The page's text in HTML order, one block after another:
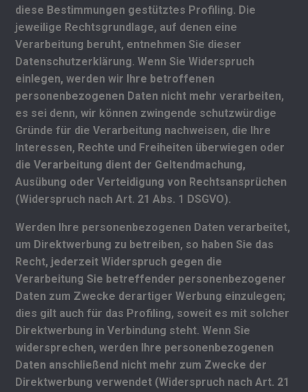
diese Bestimmungen gestütztes Profiling. Die
jeweilige Rechtsgrundlage, auf denen eine
Verarbeitung beruht, entnehmen Sie dieser
Datenschutzerklärung. Wenn Sie Widerspruch
einlegen, werden wir Ihre betroffenen
personenbezogenen Daten nicht mehr verarbeiten,
es sei denn, wir können zwingende schutzwürdige
Gründe für die Verarbeitung nachweisen, die Ihre
Interessen, Rechte und Freiheiten überwiegen oder
die Verarbeitung dient der Geltendmachung,
Ausübung oder Verteidigung von Rechtsansprüchen
(Widerspruch nach Art. 21 Abs. 1 DSGVO).
Werden Ihre personenbezogenen Daten verarbeitet,
um Direktwerbung zu betreiben, so haben Sie das
Recht, jederzeit Widerspruch gegen die
Verarbeitung Sie betreffender personenbezogener
Daten zum Zwecke derartiger Werbung einzulegen;
dies gilt auch für das Profiling, soweit es mit solcher
Direktwerbung in Verbindung steht. Wenn Sie
widersprechen, werden Ihre personenbezogenen
Daten anschließend nicht mehr zum Zwecke der
Direktwerbung verwendet (Widerspruch nach Art. 21